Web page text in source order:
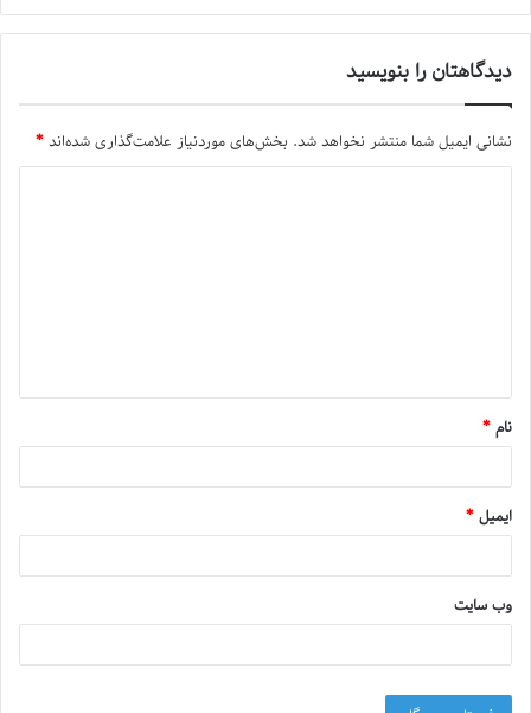
دیدگاهتان را بنویسید
نشانی ایمیل شما منتشر نخواهد شد. بخش‌های موردنیاز علامت‌گذاری شده‌اند*
نام*
ایمیل*
وب‌ سایت